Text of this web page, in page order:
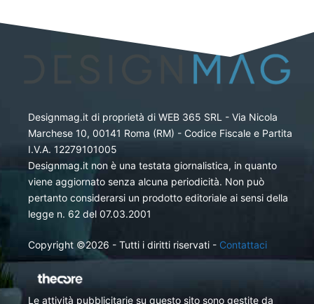
Designmag.it di proprietà di WEB 365 SRL - Via Nicola
Marchese 10, 00141 Roma (RM) - Codice Fiscale e Partita
I.V.A. 12279101005
Designmag.it non è una testata giornalistica, in quanto
viene aggiornato senza alcuna periodicità. Non può
pertanto considerarsi un prodotto editoriale ai sensi della
legge n. 62 del 07.03.2001
Copyright ©2026 - Tutti i diritti riservati - Contattaci
Le attività pubblicitarie su questo sito sono gestite da